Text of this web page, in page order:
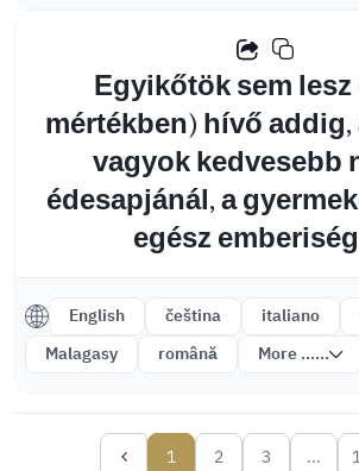
Egyikőtök sem
mértékben) hívő
vagyok kedvesebb
édesapjánál, a
egész
English čeština italiano
Malagasy
română More ......
1 2 3 ...